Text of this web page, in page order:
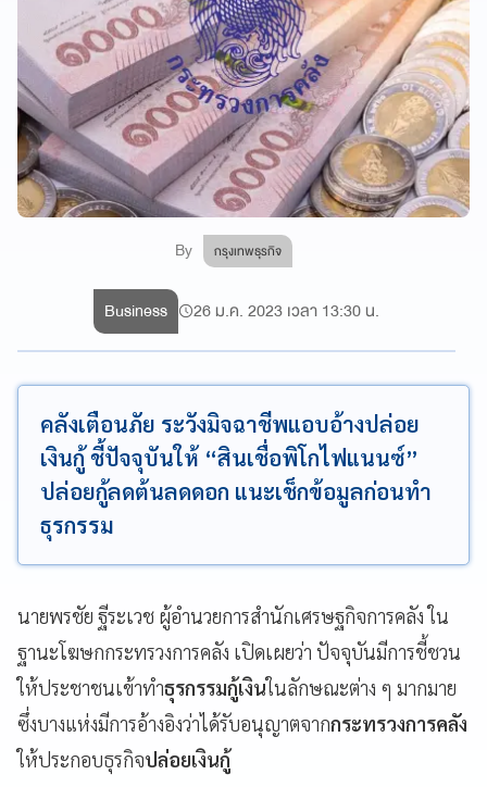
By กรุงเทพธุรกิจ
Business 26 ม.ค. 2023 เวลา 13:30 น.
คลังเตือนภัย ระวังมิจฉาชีพแอบอ้างปล่อย
เงินกู้ ชี้ปัจจุบันให้ “สินเชื่อพิโกไฟแนนซ์”
ปล่อยกู้ลดต้นลดดอก แนะเช็กข้อมูลก่อนทำ
ธุรกรรม
นายพรชัย ฐีระเวช ผู้อำนวยการสำนักเศรษฐกิจการคลัง ใน
ฐานะโฆษกกระทรวงการคลัง เปิดเผยว่า ปัจจุบันมีการชี้ชวน
ให้ประชาชนเข้าทำธุรกรรมกู้เงินในลักษณะต่าง ๆ มากมาย
ซึ่งบางแห่งมีการอ้างอิงว่าได้รับอนุญาตจากกระทรวงการคลัง
ให้ประกอบธุรกิจปล่อยเงินกู้